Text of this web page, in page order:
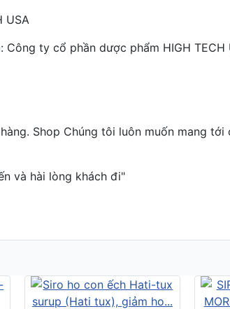
USA
ty cổ phần dược phẩm HIGH TECH
Shop Chúng tôi luôn muốn mang
và hài lòng khách đi"